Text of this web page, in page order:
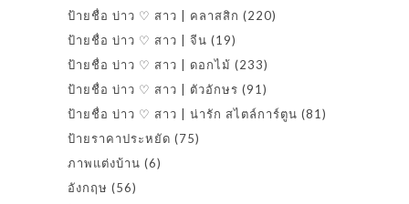
ป้ายชื่อ บ่าว ♡ สาว | คลาสสิก (220)
ป้ายชื่อ บ่าว ♡ สาว | จีน (19)
ป้ายชื่อ บ่าว ♡ สาว | ดอกไม้ (233)
ป้ายชื่อ บ่าว ♡ สาว | ตัวอักษร (91)
ป้ายชื่อ บ่าว ♡ สาว | น่ารัก สไตล์การ์ตูน (81)
ป้ายราคาประหยัด (75)
ภาพแต่งบ้าน (6)
อังกฤษ (56)